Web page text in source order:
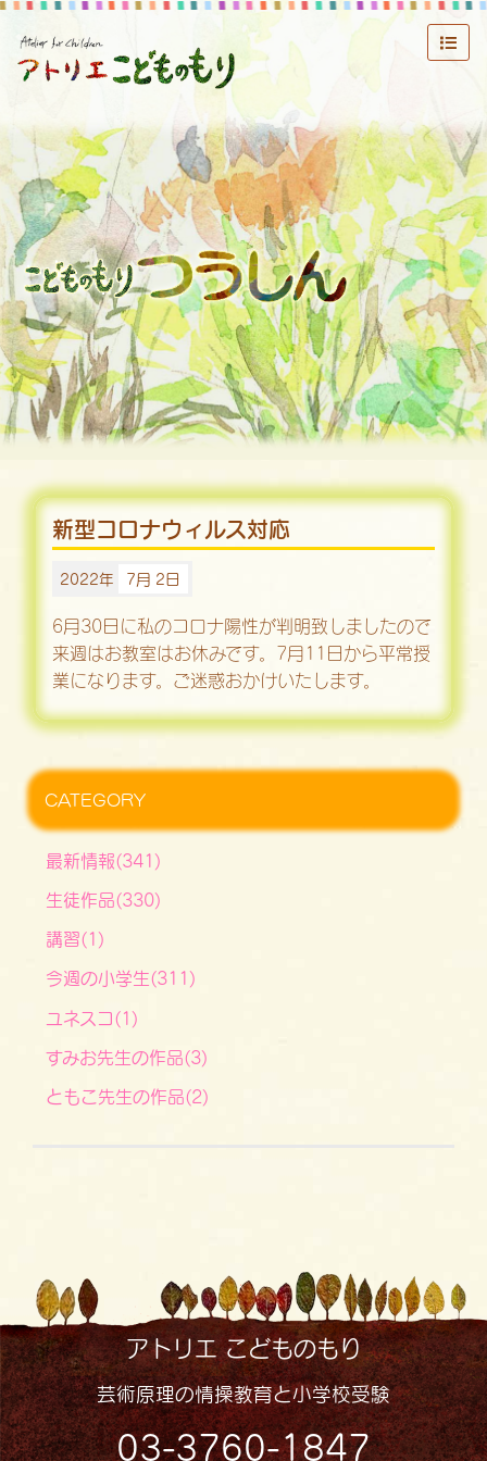
新型コロナウィルス対応
2022年 7月 2日
6月30日に私のコロナ陽性が判明致しましたので
来週はお教室はお休みです。7月11日から平常授
業になります。ご迷惑おかけいたします。
CATEGORY
最新情報(341)
生徒作品(330)
講習(1)
今週の小学生(311)
ユネスコ(1)
すみお先生の作品(3)
ともこ先生の作品(2)
アトリエ こどものもり
芸術原理の情操教育と小学校受験
03-3760-1847